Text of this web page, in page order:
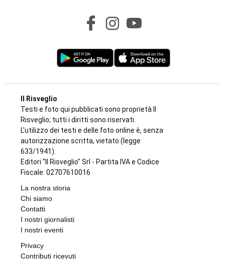
Il Risveglio
Testi e foto qui pubblicati sono proprietà Il
Risveglio; tutti i diritti sono riservati.
L'utilizzo dei testi e delle foto online è, senza
autorizzazione scritta, vietato (legge
633/1941).
Editori "Il Risveglio" Srl - Partita IVA e Codice
Fiscale: 02707610016
La nostra storia
Chi siamo
Contatti
I nostri giornalisti
I nostri eventi
Privacy
Contributi ricevuti